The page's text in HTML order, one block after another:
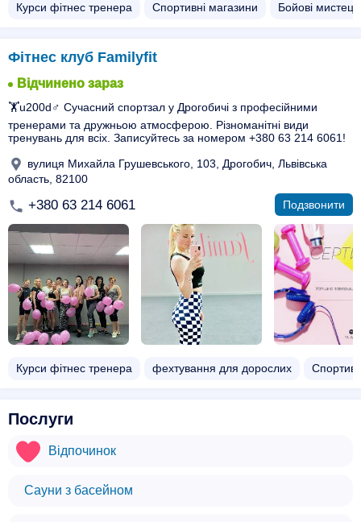
Курси фітнес тренера Спортивні магазини Бойові
Фітнес клуб Familyfit
Відчинено зараз
🏋️u200d♂️ Сучасний спортзал у Дрогобичі з професійними
тренерами та дружньою атмосферою. Різноманітні види
тренувань для всіх. Записуйтесь за номером +380 63 214 6061!
вулиця Михайла Грушевського, 103, Дрогобич, Львівська
область, 82100
+380 63 214 6061 Подзвонити
Курси фітнес тренера фехтування для дорослих
Послуги
Відпочинок
Сауни з басейном